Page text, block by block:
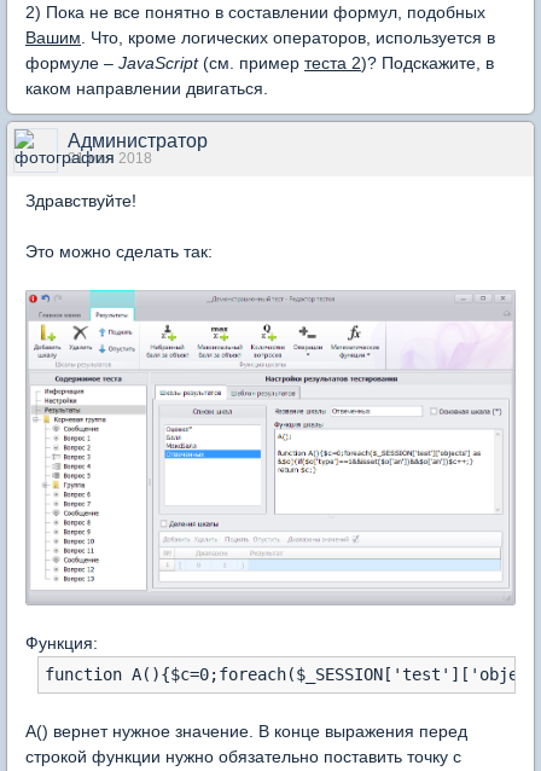
2) Пока не все понятно в составлении формул, подобных
Вашим . Что, кроме логических операторов, используется в
формуле – JavaScript(см. пример теста 2)? Подскажите, в
каком направлении двигаться.
Администратор
21 мая 2018
Здравствуйте!
Это можно сделать так:
Функция:
function
A() вернет нужное значение. В конце выражения перед
строкой функции нужно обязательно поставить точку с